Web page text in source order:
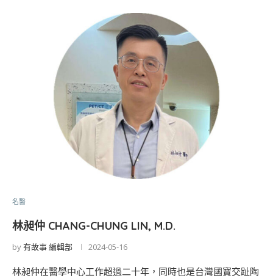
名醫
林昶仲 CHANG-CHUNG LIN, M.D.
by有故事 編輯部 2024-05-16
林昶仲在醫學中心工作超過二十年，同時也是台灣國寶交趾陶